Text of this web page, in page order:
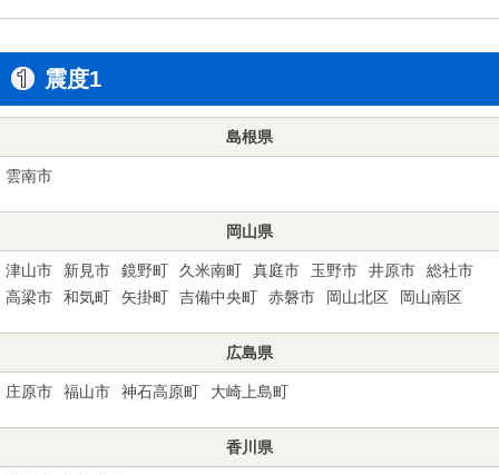
震度1
島根県
雲南市
岡山県
津山市 新見市 鏡野町 久米南町 真庭市 玉野市 井原市
総社市
高梁市
和気町 矢掛町 吉備中央町 赤磐市 岡山北区 岡山南区
広島県
庄原市 福山市 神石高原町 大崎上島町
香川県